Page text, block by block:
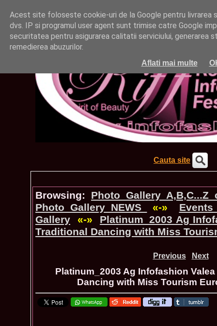
Acest site foloseste cookie-uri de la Google pentru livrarea
dvs. IP si programul user agent sunt trimise catre Google
securitatea pentru asigurarea calitatii serviciului, generarea
remedierea abuzurilor.
Aflati mai multe
Cauta site
Browsing:
Photo_Gallery
Photo_Gallery NEWS
«-»
Gallery
«-»
Platinum_2003 Ag
Traditional Dancing with Miss
Previous Next
Platinum_2003 Ag Infofashion
Dancing with Miss Tourism